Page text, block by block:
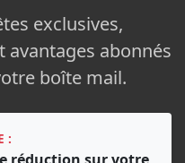
exclusives,
avantages abonnés
boîte mail.
: